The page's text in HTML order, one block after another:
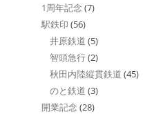
1周年記念 (7)
駅鉄印 (56)
井原鉄道 (5)
智頭急行(2)
秋田内陸縦貫鉄道 (45)
のと鉄道 (3)
開業記念 (28)